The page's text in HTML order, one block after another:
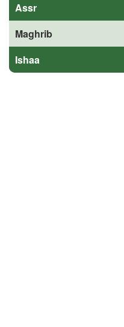
Assr
Maghrib
Ishaa